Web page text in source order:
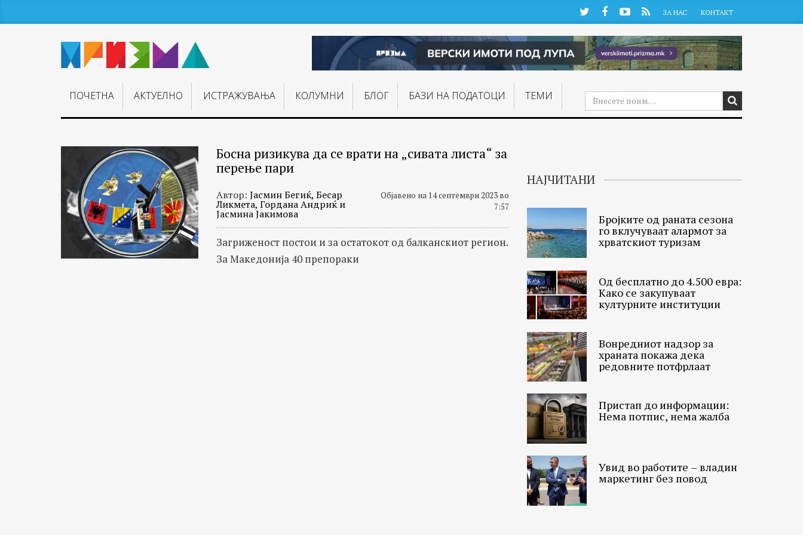
TwitterFacebookYouTube
RSS ЗА НАС КОНТАКТ
ПОЧЕТНА АКТУЕЛНО ИСТРАЖУВАЊA КОЛУМНИ БЛОГ БАЗИ НА ПОДАТОЦИ ТЕМИ
Босна ризикува да се врати на „сивата листа“ за
перење пари
Автор: Јасмин Бегиќ, Бесар
Ликмета, Гордана Андриќ и
Јасмина Јакимова
Објавено на 14 септември 2023 во
7:57
Загриженост постои и за остатокот од балканскиот регион.
За Македонија 40 препораки
НАЈЧИТАНИ
Бројките од раната сезона
го вклучуваат алармот за
хрватскиот туризам
Од бесплатно до 4.500 евра:
Како се закупуваат
културните институции
Вонредниот надзор за
храната покажа дека
редовните потфрлаат
Пристап до информации:
Нема потпис, нема жалба
Увид во работите – владин
маркетинг без повод